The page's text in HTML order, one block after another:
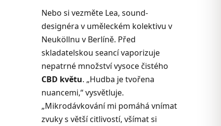
Nebo si vezměte Lea, sound-
designéra v uměleckém kolektivu v
Neuköllnu v Berlíně. Před
skladatelskou seancí vaporizuje
nepatrné množství vysoce čistého
CBD květu. „Hudba je tvořena
nuancemi,“ vysvětluje.
„Mikrodávkování mi pomáhá vnímat
zvuky s větší citlivostí, všímat si